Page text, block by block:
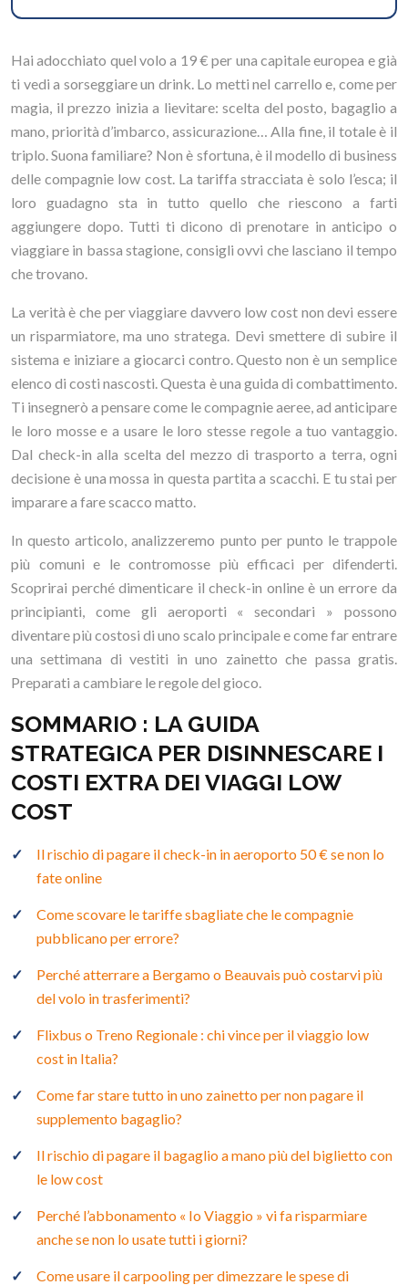
Hai adocchiato quel volo a 19 € per una capitale europea e già
ti vedi a sorseggiare un drink. Lo metti nel carrello e, come per
magia, il prezzo inizia a lievitare: scelta del posto, bagaglio a
mano, priorità d’imbarco, assicurazione… Alla fine, il totale è il
triplo. Suona familiare? Non è sfortuna, è il modello di business
delle compagnie low cost. La tariffa stracciata è solo l’esca; il
loro guadagno sta in tutto quello che riescono a farti
aggiungere dopo. Tutti ti dicono di prenotare in anticipo o
viaggiare in bassa stagione, consigli ovvi che lasciano il tempo
che trovano.
La verità è che per viaggiare davvero low cost non devi essere
un risparmiatore, ma uno stratega. Devi smettere di subire il
sistema e iniziare a giocarci contro. Questo non è un semplice
elenco di costi nascosti. Questa è una guida di combattimento.
Ti insegnerò a pensare come le compagnie aeree, ad anticipare
le loro mosse e a usare le loro stesse regole a tuo vantaggio.
Dal check-in alla scelta del mezzo di trasporto a terra, ogni
decisione è una mossa in questa partita a scacchi. E tu stai per
imparare a fare scacco matto.
In questo articolo, analizzeremo punto per punto le trappole
più comuni e le contromosse più efficaci per difenderti.
Scoprirai perché dimenticare il check-in online è un errore da
principianti, come gli aeroporti « secondari » possono
diventare più costosi di uno scalo principale e come far entrare
una settimana di vestiti in uno zainetto che passa gratis.
Preparati a cambiare le regole del gioco.
SOMMARIO : LA GUIDA
STRATEGICA PER DISINNESCARE I
COSTI EXTRA DEI VIAGGI LOW
COST
Il rischio di pagare il check-in in aeroporto 50 € se non lo
fate online
Come scovare le tariffe sbagliate che le compagnie
pubblicano per errore?
Perché atterrare a Bergamo o Beauvais può costarvi più
del volo in trasferimenti?
Flixbus o Treno Regionale : chi vince per il viaggio low
cost in Italia?
Come far stare tutto in uno zainetto per non pagare il
supplemento bagaglio?
Il rischio di pagare il bagaglio a mano più del biglietto con
le low cost
Perché l’abbonamento « Io Viaggio » vi fa risparmiare
anche se non lo usate tutti i giorni?
Come usare il carpooling per dimezzare le spese di